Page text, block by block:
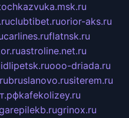
clubtibet.ruorior-aks.ru
carlines.ruflatnsk.ru
astroline.net.ru
ooo-driada.ru
bruslanovo.rusiterem.ru
kafekolizey.ru
grinox.ru